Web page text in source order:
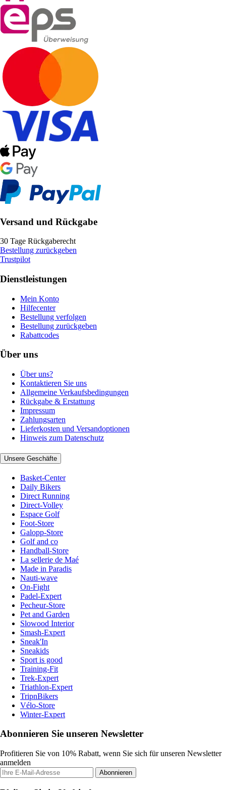
Versand und Rückgabe
30 Tage Rückgaberecht
Bestellung zurückgeben
Trustpilot
Dienstleistungen
Mein Konto
Hilfecenter
Bestellung verfolgen
Bestellung zurückgeben
Rabattcodes
Über uns
Über uns?
Kontaktieren Sie uns
Allgemeine Verkaufsbedingungen
Rückgabe & Erstattung
Impressum
Zahlungsarten
Lieferkosten und Versandoptionen
Hinweis zum Datenschutz
Unsere Geschäfte
Basket-Center
Daily Bikers
Direct Running
Direct-Volley
Espace Golf
Foot-Store
Galopp-Store
Golf and co
Handball-Store
La sellerie de Maé
Made in Paradis
Nauti-wave
On-Fight
Padel-Expert
Pecheur-Store
Pet and Garden
Slowood Interior
Smash-Expert
Sneak'In
Sneakids
Sport is good
Training-Fit
Trek-Expert
Triathlon-Expert
TripnBikers
Vélo-Store
Winter-Expert
Abonnieren Sie unseren Newsletter
Profitieren Sie von 10% Rabatt, wenn Sie sich für unseren Newsletter
anmelden
Abonnieren